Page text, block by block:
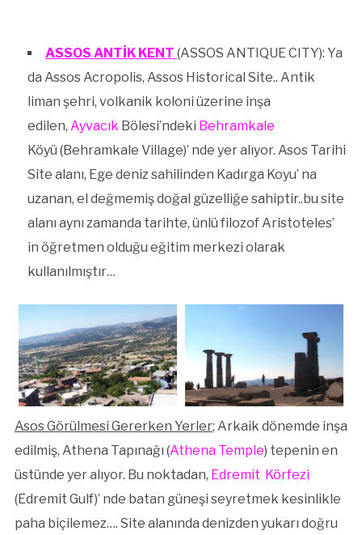
ASSOS ANTİK KENT (ASSOS ANTIQUE CITY): Ya
da Assos Acropolis, Assos Historical Site.. Antik
liman şehri, volkanik koloni üzerine inşa
edilen, Ayvacık Bölesi’ndeki Behramkale
Köyü (Behramkale Village)’ nde yer alıyor. Asos Tarihi
Site alanı, Ege deniz sahilinden Kadırga Koyu’ na
uzanan, el değmemiş doğal güzelliğe sahiptir..bu site
alanı aynı zamanda tarihte, ünlü filozof Aristoteles’
in öğretmen olduğu eğitim merkezi olarak
kullanılmıştır…
Asos Görülmesi Gererken Yerler; Arkaik dönemde inşa
edilmiş, Athena Tapınağı (Athena Temple) tepenin en
üstünde yer alıyor. Bu noktadan, Edremit Körfezi
(Edremit Gulf)’ nde batan güneşi seyretmek kesinlikle
paha biçilemez…. Site alanında denizden yukarı doğru